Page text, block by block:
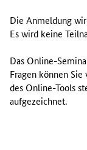
r
t
n
d
i
e
Die Anmeldung
Es wird keine
Das Online-
Fragen können
des Online-Tools
aufgezeichnet.